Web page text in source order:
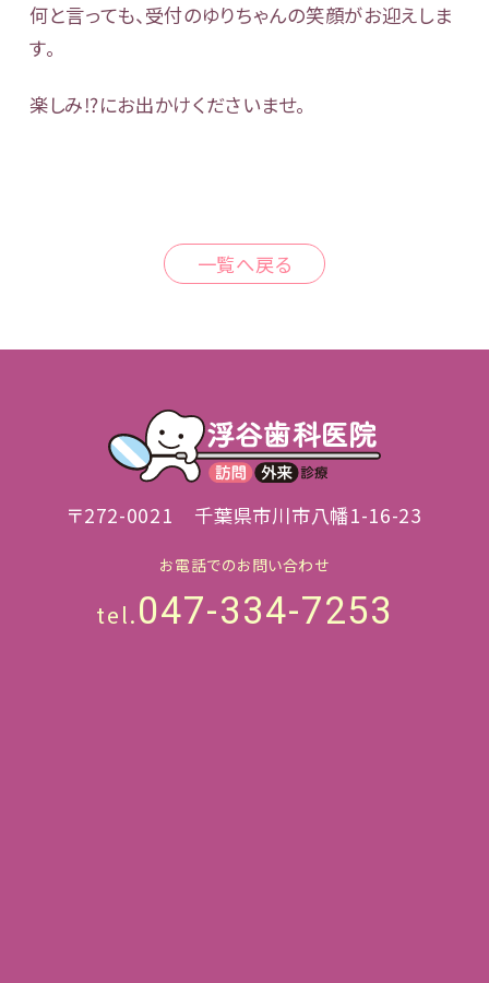
何と言っても、受付のゆりちゃんの笑顔がお迎えしま
す。
楽しみ⁉️にお出かけくださいませ。
一覧へ戻る
〒272-0021 千葉県市川市八幡1-16-23
お電話でのお問い合わせ
tel.047-334-7253